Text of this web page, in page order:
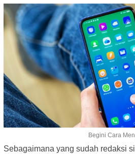
Begini Cara
Sebagaimana yang sudah redaksi